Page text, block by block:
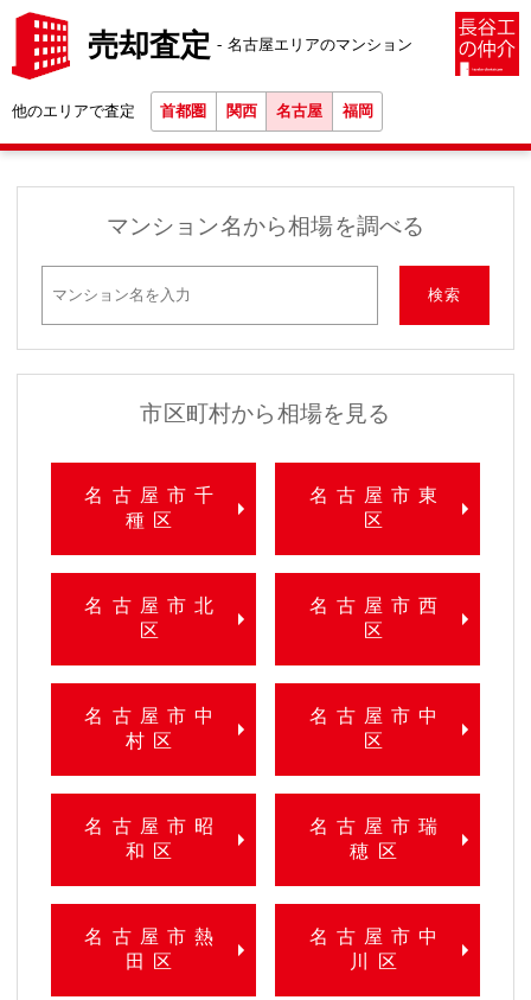
売却査定 名古屋エリアのマンション
他のエリアで査定 首都圏 関西 名古屋 福岡
マンション名から相場を調べる
市区町村から相場を見る
名古屋市千
種区
名古屋市東
区
名古屋市北
区
名古屋市西
区
名古屋市中
村区
名古屋市中
区
名古屋市昭
和区
名古屋市瑞
穂区
名古屋市熱
田区
名古屋市中
川区